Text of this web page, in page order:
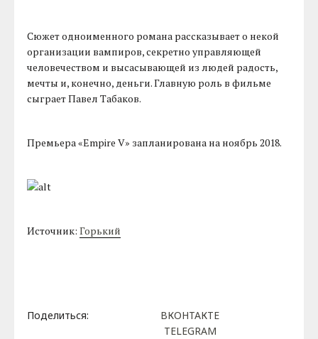
Сюжет одноименного романа рассказывает о некой
организации вампиров, секретно управляющей
человечеством и высасывающей из людей радость,
мечты и, конечно, деньги. Главную роль в фильме
сыграет Павел Табаков.
Премьера «Empire V» запланирована на ноябрь 2018.
Источник:Горький
Поделиться:
ВКОНТАКТЕ
TELEGRAM